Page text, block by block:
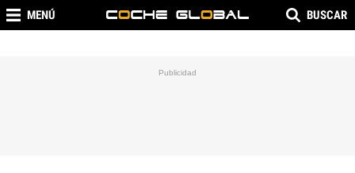
MENÚ BUSCAR